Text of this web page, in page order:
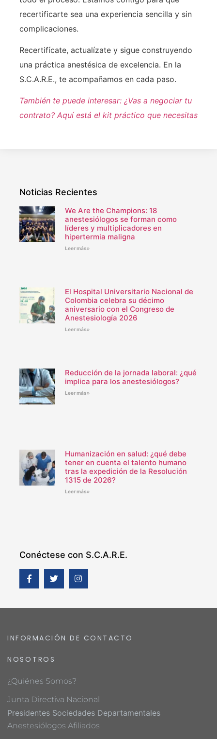
recertificarte sea una experiencia sencilla y sin
complicaciones.
Recertifícate, actualízate y sigue construyendo
una práctica anestésica de excelencia. En la
S.C.A.R.E., te acompañamos en cada paso.
También te puede interesar: ¿Vas a negociar tu
contrato? Aquí está el kit práctico que necesitas
Noticias Recientes
We Are the Champions: 18
anestesiólogos se forman como
líderes y multiplicadores en
hipertermia maligna
Leer más»
El Hospital Universitario Nacional de
Colombia celebra su décimo
aniversario con el Congreso de
Anestesiología 2026
Leer más»
Reducción de la jornada laboral: ¿qué
implica para los anestesiólogos?
Leer más»
Humanización en salud: ¿qué debe
tener en cuenta el talento humano
tras la expedición de la Resolución
1315 de 2026?
Leer más»
Conéctese con S.C.A.R.E.
INFORMACIÓN DE CONTACTO
NOSOTROS
¿Quiénes Somos?
Junta Directiva Nacional
Presidentes Sociedades Departamentales
Anestesiólogos Afiliados